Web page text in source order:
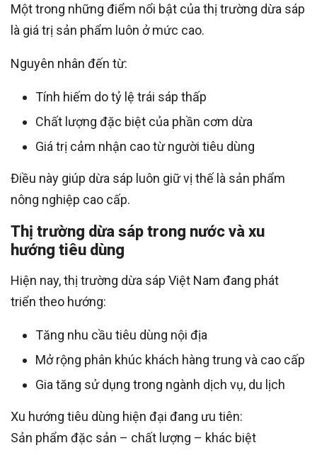
Một trong những điểm nổi bật của thị trường dừa sáp
là giá trị sản phẩm luôn ở mức cao.
Nguyên nhân đến từ:
Tính hiếm do tỷ lệ trái sáp thấp
Chất lượng đặc biệt của phần cơm dừa
Giá trị cảm nhận cao từ người tiêu dùng
Điều này giúp dừa sáp luôn giữ vị thế là sản phẩm
nông nghiệp cao cấp.
Thị trường dừa sáp trong nước và xu
hướng tiêu dùng
Hiện nay, thị trường dừa sáp Việt Nam đang phát
triển theo hướng:
Tăng nhu cầu tiêu dùng nội địa
Mở rộng phân khúc khách hàng trung và cao cấp
Gia tăng sử dụng trong ngành dịch vụ, du lịch
Xu hướng tiêu dùng hiện đại đang ưu tiên:
Sản phẩm đặc sản – chất lượng – khác biệt